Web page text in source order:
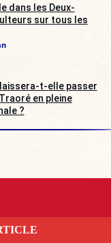
dans les Deux-
sur tous les
t-elle passer
en pleine
?